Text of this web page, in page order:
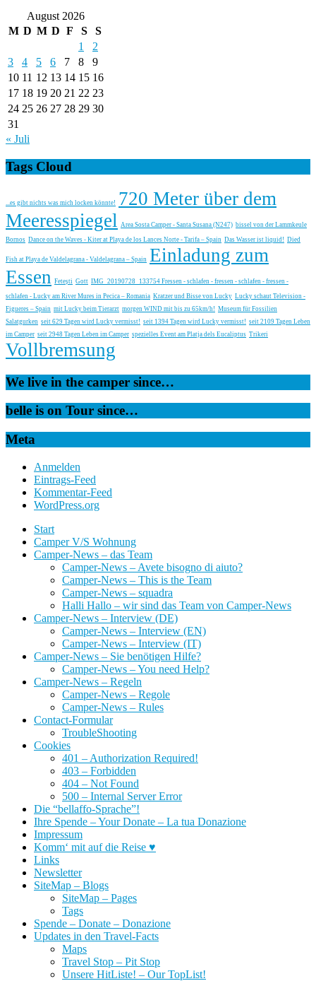
August 2026
M D M D F S
S
1
2
3
4 5 6 7 8
9
10 11 12 13 14 15 16
17 18 19 20 21 22 23
24 25 26 27 28 29 30
31
« Juli
Tags Cloud
...es gibt nichts was mich locken könnte! 720 Meter über dem
Meeresspiegel
Area Sosta Camper - Santa Susana (N247) bissel von der Lammkeule
Bornos Dance on the Waves - Kiter at Playa de los Lances Norte - Tarifa – Spain Das Wasser ist liquid! Died
Fish at Playa de Valdelagrana - Valdelagrana – Spain Einladung zum
Essen Fetești Gott IMG_20190728_133754 Fressen - schlafen - fressen - schlafen - fressen -
schlafen - Lucky am River Mures in Pecica – Romania Kratzer und Bisse von Lucky Lucky schaut Television -
Figueres – Spain mit Lucky beim Tierarzt morgen WIND mit bis zu 65km/h! Museum für Fossilien
Salatgurken seit 629 Tagen wird Lucky vermisst! seit 1394 Tagen wird Lucky vermisst! seit 2109 Tagen Leben
im Camper seit 2948 Tagen Leben im Camper spezielles Event am Platja dels Eucaliptus Trikeri
Vollbremsung
We live in the camper since…
belle is on Tour since…
Meta
Anmelden
Eintrags-Feed
Kommentar-Feed
WordPress.org
Start
Camper V/S Wohnung
Camper-News – das Team
Camper-News – Avete bisogno di aiuto?
Camper-News – This is the Team
Camper-News – squadra
Halli Hallo – wir sind das Team von Camper-News
Camper-News – Interview (DE)
Camper-News – Interview (EN)
Camper-News – Interview (IT)
Camper-News – Sie benötigen Hilfe?
Camper-News – You need Help?
Camper-News – Regeln
Camper-News – Regole
Camper-News – Rules
Contact-Formular
TroubleShooting
Cookies
401 – Authorization Required!
403 – Forbidden
404 – Not Found
500 – Internal Server Error
Die “bellaffo-Sprache”!
Ihre Spende – Your Donate – La tua Donazione
Impressum
Komm‘ mit auf die Reise ♥
Links
Newsletter
SiteMap – Blogs
SiteMap – Pages
Tags
Spende – Donate – Donazione
Updates in den Travel-Facts
Maps
Travel Stop – Pit Stop
Unsere HitListe! – Our TopList!